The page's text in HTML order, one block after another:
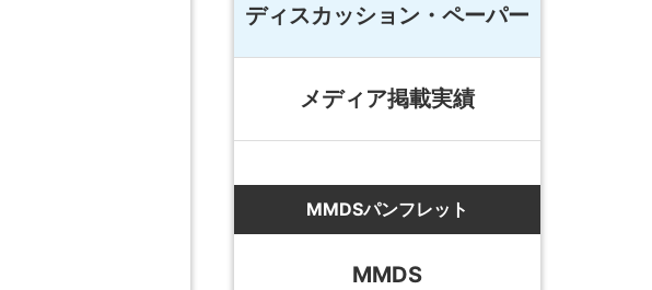
ディスカッション・ペーパー
メディア掲載実績
MMDSパンフレット
MMDS